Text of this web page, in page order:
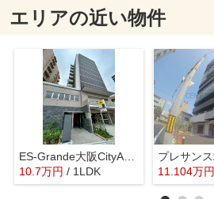
エリアの近い物件
ES-Grande大阪CityAvenue
10.7万円 / 1LDK
11.104万円